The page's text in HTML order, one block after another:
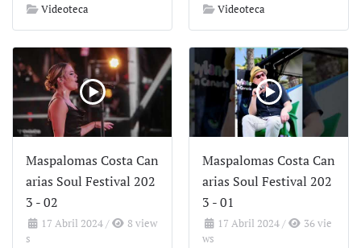
Videoteca
Videoteca
Maspalomas Costa Can
arias Soul Festival 202
3 - 02
17 Abril 2024 /
8 view
s
Maspalomas Costa Can
arias Soul Festival 202
3 - 01
17 Abril 2024 /
36 vie
ws